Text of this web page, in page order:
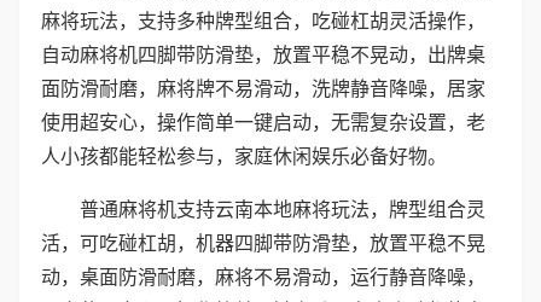
麻将玩法，支持多种牌型组合，吃碰杠胡灵活操作，
自动麻将机四脚带防滑垫，放置平稳不晃动，出牌桌
面防滑耐磨，麻将牌不易滑动，洗牌静音降噪，居家
使用超安心，操作简单一键启动，无需复杂设置，老
人小孩都能轻松参与，家庭休闲娱乐必备好物。
普通麻将机支持云南本地麻将玩法，牌型组合灵
活，可吃碰杠胡，机器四脚带防滑垫，放置平稳不晃
动，桌面防滑耐磨，麻将不易滑动，运行静音降噪，